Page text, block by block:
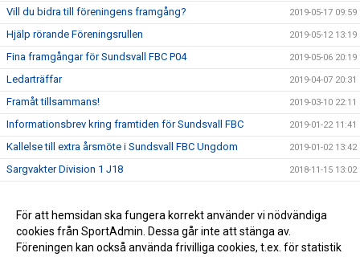
Vill du bidra till föreningens framgång? 2019-05-17 09:59
Hjälp rörande Föreningsrullen 2019-05-12 13:19
Fina framgångar för Sundsvall FBC P04 2019-05-06 20:19
Ledarträffar 2019-04-07 20:31
Framåt tillsammans! 2019-03-10 22:11
Informationsbrev kring framtiden för Sundsvall FBC 2019-01-22 11:41
Kallelse till extra årsmöte i Sundsvall FBC Ungdom 2019-01-02 13:42
Sargvakter Division 1 J18 2018-11-15 13:02
Sargvaktschema 2018/19 2018-09-21 14:24
Ett tryggt föreningsliv för alla 2018-06-30 11:59
För att hemsidan ska fungera korrekt använder vi nödvändiga
cookies från SportAdmin. Dessa går inte att stänga av.
Föreningen kan också använda frivilliga cookies, t.ex. för statistik